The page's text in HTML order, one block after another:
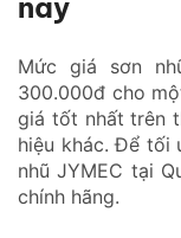
nay
Mức giá sơn
300.000đ cho
giá tốt nhất trên
hiệu khác. Để tối
nhũ JYMEC tại
chính hãng.